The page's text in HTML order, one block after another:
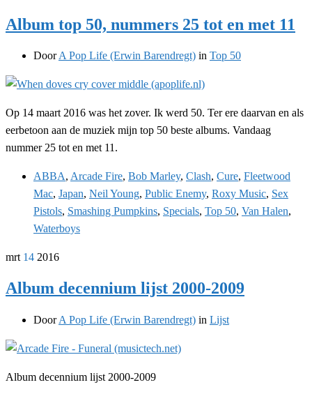
Album top 50, nummers 25 tot en met 11
DoorA Pop Life (Erwin Barendregt) in Top 50
Op 14 maart 2016 was het zover. Ik werd 50. Ter ere daarvan en als
eerbetoon aan de muziek mijn top 50 beste albums. Vandaag
nummer 25 tot en met 11.
ABBA, Arcade Fire, Bob Marley, Clash, Cure, Fleetwood
Mac, Japan, Neil Young, Public Enemy, Roxy Music, Sex
Pistols, Smashing Pumpkins, Specials, Top 50, Van Halen,
Waterboys
mrt 14 2016
Album decennium lijst 2000-2009
DoorA Pop Life (Erwin Barendregt) in Lijst
Album decennium lijst 2000-2009